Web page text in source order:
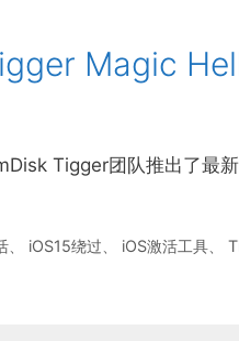
Magic
Tigger团队推出了最
、 iOS15绕过 iOS激活工具、